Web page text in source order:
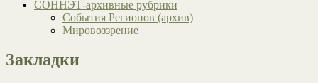
СОННЭТ-архивные рубрики
События Регионов (архив)
Мировоззрение
Закладки